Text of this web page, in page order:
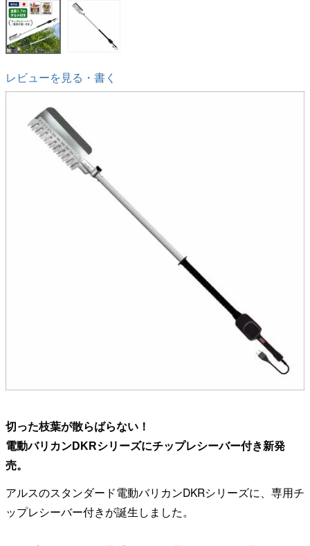
レビューを見る・書く
切った枝葉が散らばらない！
電動バリカンDKRシリーズにチップレシーバー付き新発
売。
アルスのスタンダード電動バリカンDKRシリーズに、専用チ
ップレシーバー付きが誕生しました。